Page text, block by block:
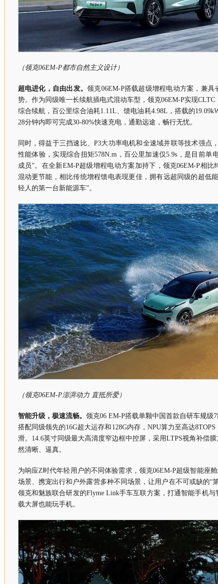
（领克06EM-P都市自然主义设计）
超电进化，自由出发。领克06EM-P搭载超级增程电动方案，兼
势。作为同级唯一长续航插电式混动车型，领克06EM-P实现CLTC
综合续航，百公里综合油耗1.11L、馈电油耗4.98L，搭载的
28分钟内即可完成30-80%快速充电，通勤远途，畅行无忧。
同时，得益于三挡速比、P3大功率电机和全速域并联等技术强点
性能体验，实现综合扭矩578N.m，百公里加速仅5.9s，是目前单
成员”。在全新EM-P超级增程电动方案加持下，领克06EM-P相
混动更节能，相比传统增程馈电表现更佳，拥有远超同级的超低
轻人的第一台新能源车”。
（领克06EM-P澎湃动力 直抵所爱）
智能升级，极速流畅。 领克06 EM-P搭载单颗中国首款自研车规级
搭配同级领先的16G超大运存和128G内存，NPU算力至高达
滑。14.6英寸同级最大高清度窄边框中控屏，采用LTPS视角补偿
然清晰、逼真。
为响应Z时代年轻用户的不同体验需求，领克06EM-P超级智能座
场景、携宠出行和户外露营多种不同场景，让用户在不可或缺的“
领克和魅族联合研发的Flyme Link手车互联方案，打通智能手机
载大屏也能玩手机。